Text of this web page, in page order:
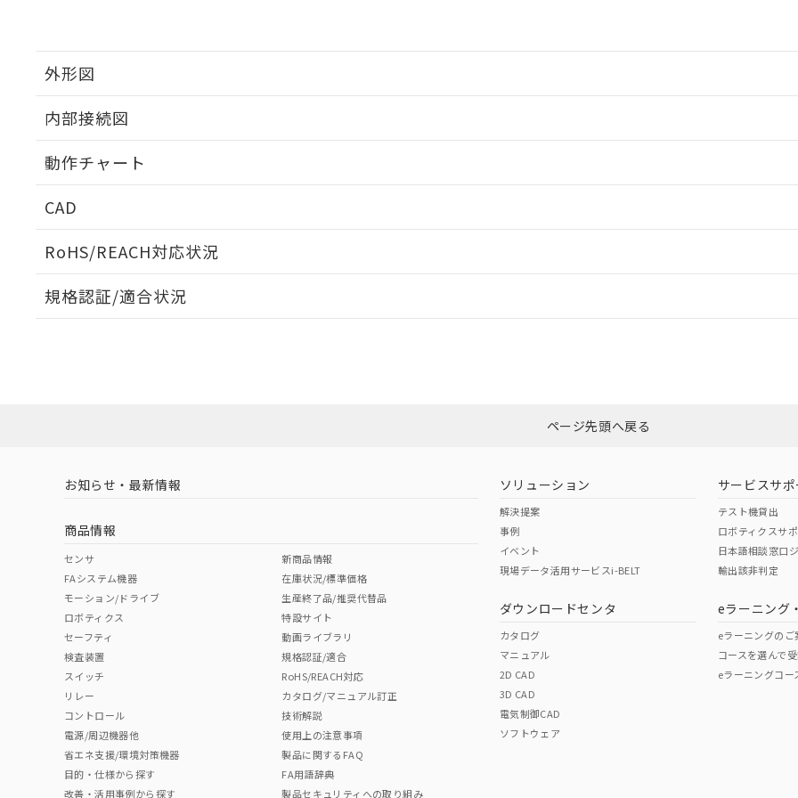
外形図
内部接続図
動作チャート
CAD
RoHS/REACH対応状況
EU RoHS 注意事項・凡例
ダウンロードはこちら
中国 RoHS 注意事項・凡例
中国 RoHS表
Pb Hg Cr(VI)
"対応済み"や非含有の記載がされた商品であっても、流通在庫等で未対応品が混在する可能性があります。
非含有品が必要な際は、弊社営業部門もしくは販売店へお問い合わせください。
規格認証/適合状況
（イギリス
（ノルウェー
（日本
（アメリカ
この製品の規格認証/適合
その他の認証はこちらのページからご
ページ先頭へ戻る
お知らせ・最新情報
商品情報
センサ
FAシステム機器
モーション/ドライブ
ロボティクス
セーフティ
検査装置
スイッチ
リレー
コントロール
電源/周辺機器他
省エネ支援/環境対策機器
目的・仕様から探す
改善・活用事例から探す
新商品情報
在庫状況/標準価格
生産終了品/推奨代替品
特設サイト
動画ライブラリ
規格認証/適合
RoHS/REACH対応
カタログ/マニュアル訂正
技術解説
使用上の注意事項
製品に関するFAQ
FA用語辞典
製品セキュリティへの取り組み
ソリューション
解決提案
事例
イベント
現場データ活用サービスi-BELT
ダウンロードセンタ
カタログ
マニュアル
2D CAD
3D CAD
電気制御CAD
ソフトウェア
サービスサポ
テスト機貸出
ロボティクスサ
日本語相談窓口
輸出該非判定
eラーニング
eラーニングのご
コースを選んで
eラーニングコー